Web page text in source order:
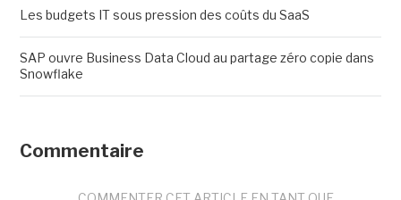
Les budgets IT sous pression des coûts du SaaS
SAP ouvre Business Data Cloud au partage zéro copie dans
Snowflake
Commentaire